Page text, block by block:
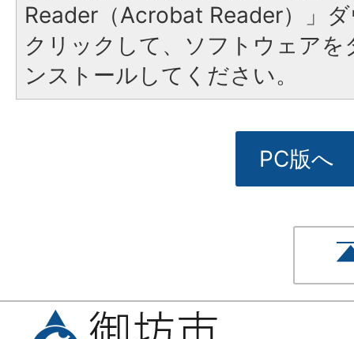
Reader（Acrobat Reader）」
クリックして、ソフトウェア
ンストールしてください。
PC版へ